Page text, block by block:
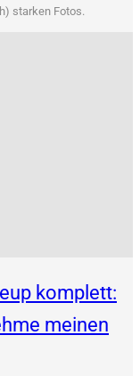
star­ken Fotos.
komplett:
meinen